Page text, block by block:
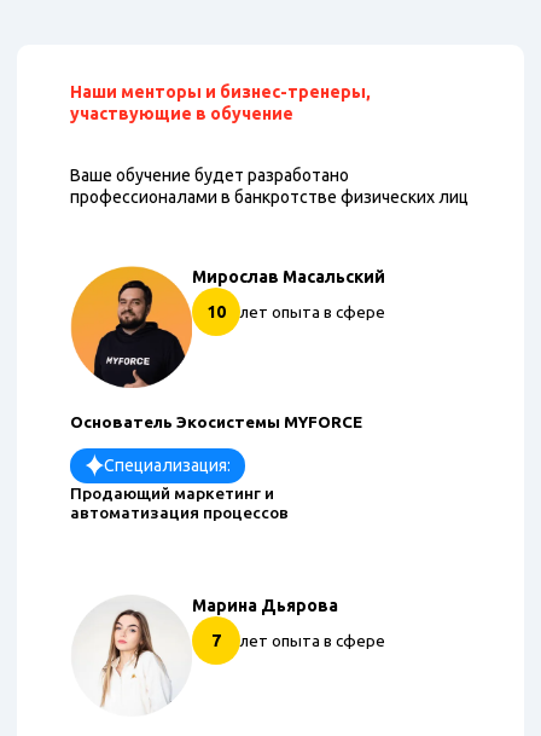
Наши менторы и бизнес-тренеры,
участвующие в обучение
Ваше обучение будет разработано
профессионалами в банкротстве физических лиц
Мирослав Масальский
10
лет опыта в сфере
Основатель Экосистемы MYFORCE
Специализация:
Продающий маркетинг и
автоматизация процессов
Марина Дьярова
7
лет опыта в сфере